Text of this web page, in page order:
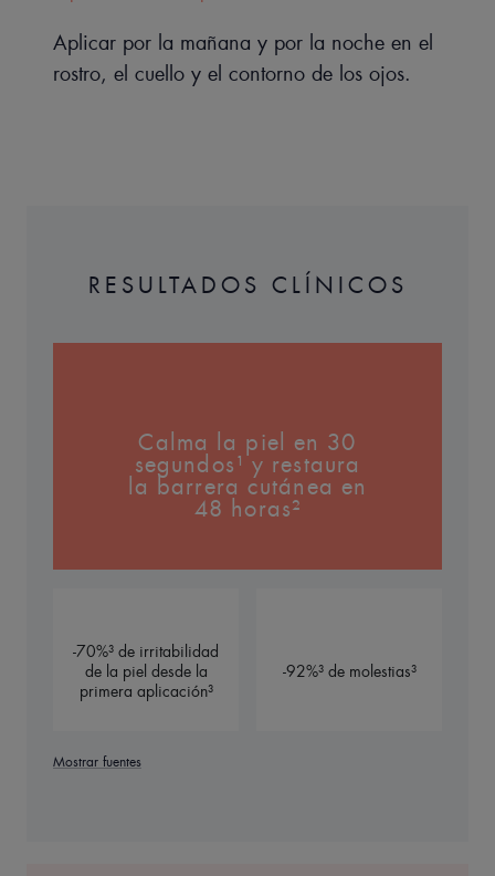
composición 100% biomimética.
• CONTROLA la hiperreactividad cutánea a largo plazo.
Beneficios de la textura
Aroma del contenido
aplicaciones al día.
**Patente registrada.
***Prueba ex vivo sobre epidermis cultivada en condición de
Aplicar por la mañana y por la noche en el
rostro, el cuello y el contorno de los ojos.
RESULTADOS CLÍNICOS
Calma la piel en 30
segundos¹ y restaura
la barrera cutánea en
48 horas²
-70%³ de irritabilidad
de la piel desde la
primera aplicación³
-92%³ de molestias³
Mostrar fuentes